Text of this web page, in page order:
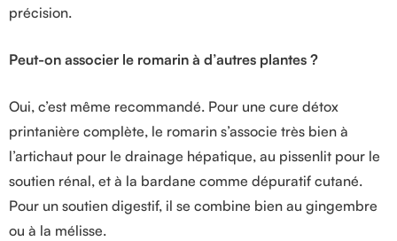
précision.
Peut-on associer le romarin à d’autres plantes ?
Oui, c’est même recommandé. Pour une cure détox
printanière complète, le romarin s’associe très bien à
l’artichaut pour le drainage hépatique, au pissenlit pour le
soutien rénal, et à la bardane comme dépuratif cutané.
Pour un soutien digestif, il se combine bien au gingembre
ou à la mélisse.